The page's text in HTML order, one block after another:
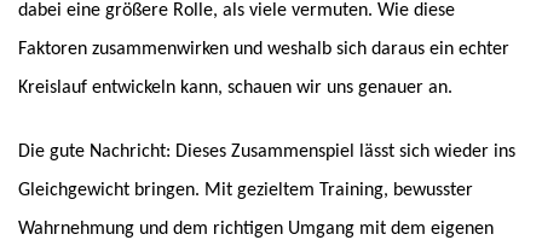
dabei eine größere Rolle, als viele vermuten. Wie diese
Faktoren zusammenwirken und weshalb sich daraus ein echter
Kreislauf entwickeln kann, schauen wir uns genauer an.
Die gute Nachricht: Dieses Zusammenspiel lässt sich wieder ins
Gleichgewicht bringen. Mit gezieltem Training, bewusster
Wahrnehmung und dem richtigen Umgang mit dem eigenen